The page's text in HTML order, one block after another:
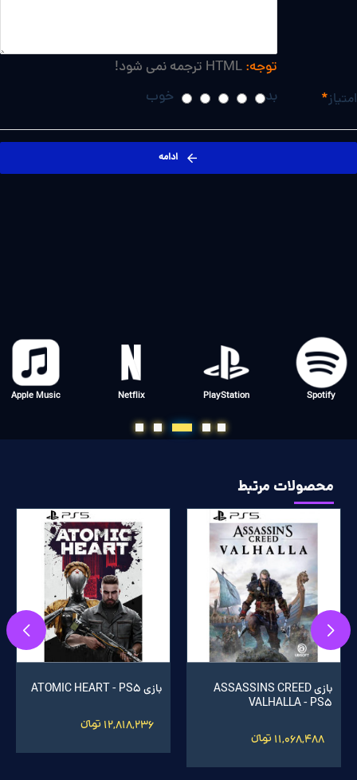
توجه:
امتیاز بد خوب
ادامه
Steam
Valorant
WOW
Xbox
محصولات مرتبط
بازی ASSASSINS CREED
VALHALLA - PS5
11,068,488 تومانءءء
بازی ATOMIC HEART - PS5
12,818,236 تومانءءء